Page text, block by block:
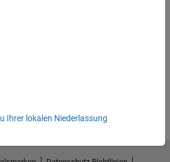
Ihrer lokalen Niederlassung